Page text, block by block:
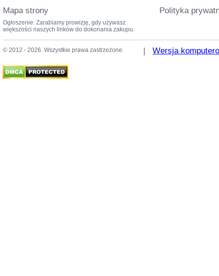
Mapa strony
Polityka
Ogłoszenie: Zarabiamy prowizję, gdy używasz
większości naszych linków do dokonania zakupu.
© 2012 - 2026. Wszystkie prawa zastrzeżone. | Wersja